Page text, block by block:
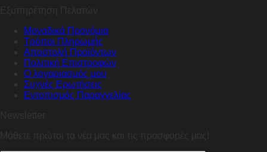
Εξυπηρέτηση Πελατών
Μοναδικά Προνόμια
Τρόποι Πληρωμής
Αποστολή Προϊόντων
Πολιτική Επιστροφών
Ο λογαριασμός μου
Συχνές Ερωτήσεις
Εντοπισμός Παραγγελίας
Newsletter
Μάθετε πρώτοι τα νέα μας και τις προσφορές μας!